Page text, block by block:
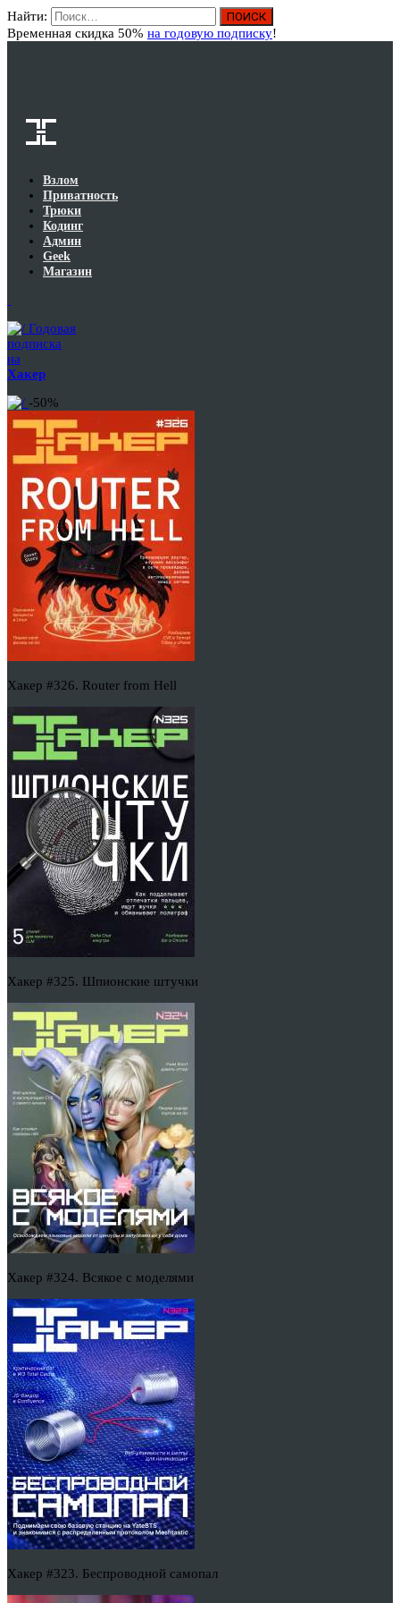
Найти:
Временная скидка 50% на годовую подписку!
Взлом
Приватность
Трюки
Кодинг
Админ
Geek
Магазин
Годовая
подписка
на
Хакер
-50%
Хакер #326. Router from Hell
Хакер #325. Шпионские штучки
Хакер #324. Всякое с моделями
Хакер #323. Беспроводной самопал